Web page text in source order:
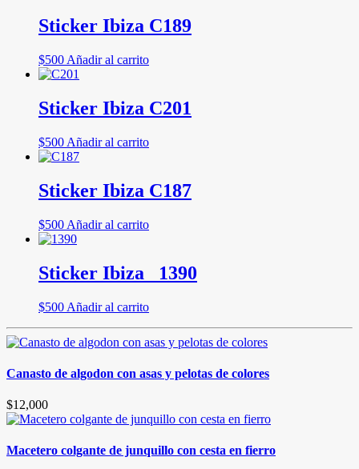
Sticker Ibiza C189
$500 Añadir al carrito
Sticker Ibiza C201
$500 Añadir al carrito
Sticker Ibiza C187
$500 Añadir al carrito
Sticker Ibiza _1390
$500 Añadir al carrito
Canasto de algodon con asas y pelotas de colores
$12,000
Macetero colgante de junquillo con cesta en fierro